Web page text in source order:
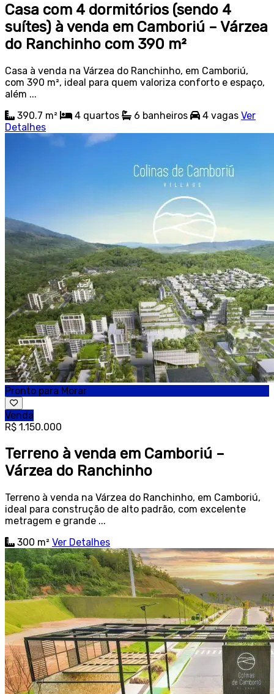
Casa com 4 dormitórios (sendo 4
suítes) à venda em Camboriú – Várzea
do Ranchinho com 390 m²
Casa à venda na Várzea do Ranchinho, em Camboriú,
com 390 m², ideal para quem valoriza conforto e espaço,
além ...
390.7 m²
4 quartos 6 banheiros 4 vagas Ver
Detalhes
Pronto para Morar
Venda
R$ 1.150.000
Terreno à venda em Camboriú –
Várzea do Ranchinho
Terreno à venda na Várzea do Ranchinho, em Camboriú,
ideal para construção de alto padrão, com excelente
metragem e grande ...
300 m² Ver Detalhes